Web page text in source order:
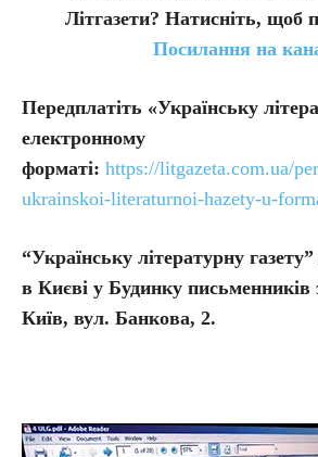
Літгазети? Натисніть, щоб
Посилання на
Передплатіть «Українську
електронному
форматі: https://litgazeta.com.ua/
ukrainskoi-literaturnoi-hazety-u-
“Українську літературну
в Києві у Будинку письменників
Київ, вул. Банкова, 2.